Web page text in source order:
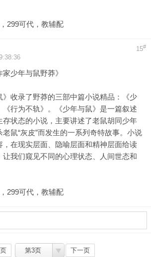
299可代，教辅配
15#
家少年与鼠野莽》
》收录了野莽的三部中篇小说精品：《少
行为不轨》。《少年与鼠》是一篇叙述
存状态的小说，主要讲述了老鼠胡同少年
鼠“灰皮”而发生的一系列奇特故事。小说
，在现实层面、隐喻层面和精神层面给读
我们窥见不同的心理状态、人间世态和
299可代，教辅配
第3页 下一页